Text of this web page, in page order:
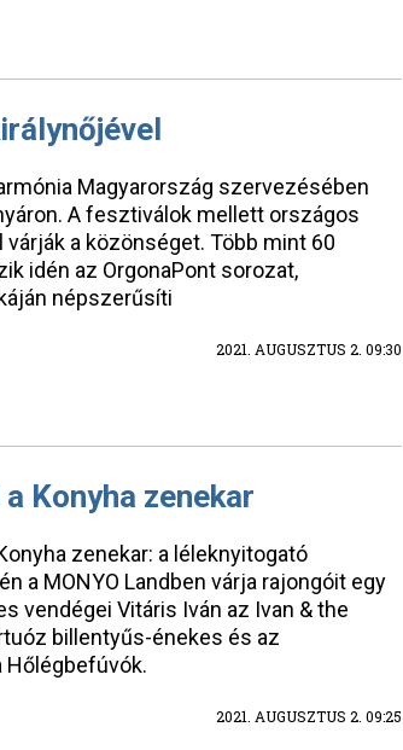
Magyarország szervezésében
A fesztiválok mellett országos
a közönséget. Több mint 60
idén az OrgonaPont sorozat,
népszerűsíti
2021. AUGUSZTUS 2. 09:30
Konyha zenekar
zenekar: a léleknyitogató
a MONYO Landben várja rajongóit egy
vendégei Vitáris Iván az Ivan & the
billentyűs-énekes és az
Hőlégbefúvók.
2021. AUGUSZTUS 2. 09:25